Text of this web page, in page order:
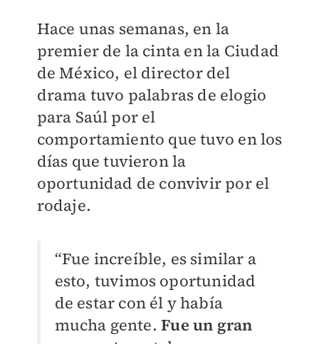
Hace unas semanas, en la
premier de la cinta en la Ciudad
de México, el director del
drama tuvo palabras de elogio
para Saúl por el
comportamiento que tuvo en los
días que tuvieron la
oportunidad de convivir por el
rodaje.
“Fue increíble, es similar a
esto, tuvimos oportunidad
de estar con él y había
mucha gente.Fue un gran